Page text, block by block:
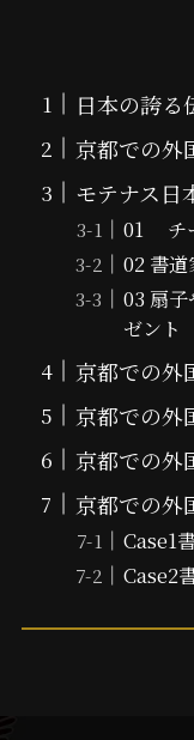
日本の誇る
京都での外
モテナス日
01 チ
02 書
03 扇子
ゼント
京都での外
京都での外
京都での外
京都での外
Case1
Case2